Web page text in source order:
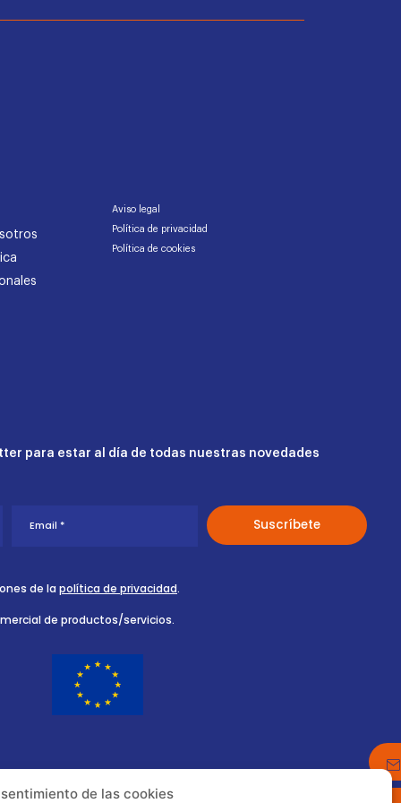
de las cookies
Aviso legal
Política de privacidad
Política de cookies
para estar al día de todas nuestras novedades
de la política de privacidad.
de productos/servicios.